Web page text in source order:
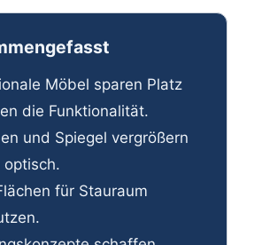
Möbel sparen Platz
die Funktionalität.
und Spiegel vergrößern
optisch.
für Stauraum